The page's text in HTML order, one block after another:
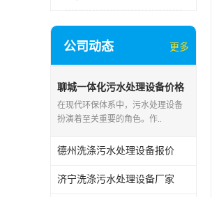
公司动态 更多
聊城一体化污水处理设备价格
在现代环保体系中，污水处理设备
扮演着至关重要的角色。作..
德州洗涤污水处理设备报价
济宁洗涤污水处理设备厂家